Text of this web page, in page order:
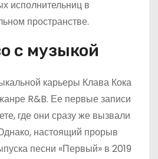
исполнительниц в
пространстве.
с музыкой
карьеры Клава Кока
R&B. Ее первые записи
где они сразу же вызвали
настоящий прорыв
песни «Первый» в 2019